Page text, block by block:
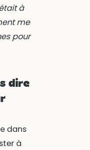
à
me
pour
dire
dans
à